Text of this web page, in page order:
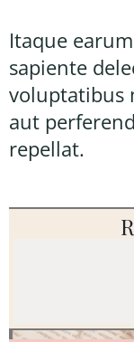
Itaque
sapiente
voluptatibus
aut
repellat.